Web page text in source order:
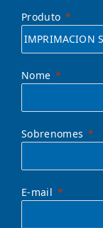
Produto
Nome
Sobrenomes
E-mail